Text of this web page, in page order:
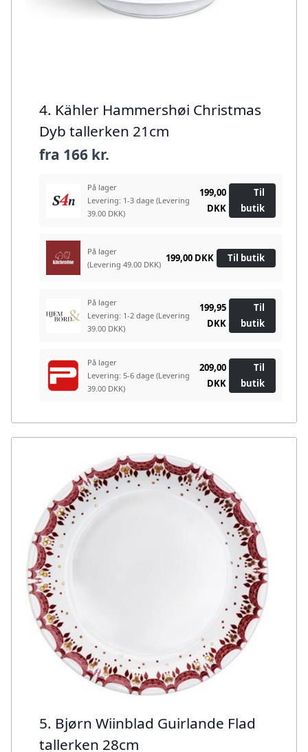
4. Kähler Hammershøi Christmas
Dyb tallerken 21cm
fra 166 kr.
På lager
Levering: 1-3 dage (Levering
39.00 DKK)
199,00
DKK
Til
butik
På lager
(Levering 49.00 DKK)
199,00 DKK Til butik
På lager
Levering: 1-2 dage (Levering
39.00 DKK)
199,95
DKK
Til
butik
På lager
Levering: 5-6 dage (Levering
39.00 DKK)
209,00
DKK
Til
butik
5. Bjørn Wiinblad Guirlande Flad
tallerken 28cm